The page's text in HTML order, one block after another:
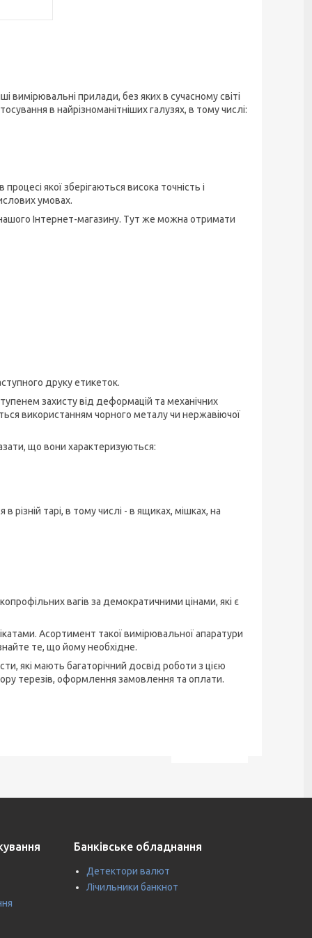
вимірювальні прилади, без яких в сучасному світі
в найрізноманітніших галузях, в тому числі:
якої зберігаються висока точність і
умовах.
Інтернет-магазину. Тут же можна отримати
друку етикеток.
захисту від деформацій та механічних
використанням чорного металу чи нержавіючої
що вони характеризуються:
різній тарі, в тому числі - в ящиках, мішках, на
вагів за демократичними цінами, які є
Асортимент такої вимірювальної апаратури
те, що йому необхідне.
які мають багаторічний досвід роботи з цією
терезів, оформлення замовлення та оплати.
Банківське обладнання
Детектори валют
Лічильники банкнот